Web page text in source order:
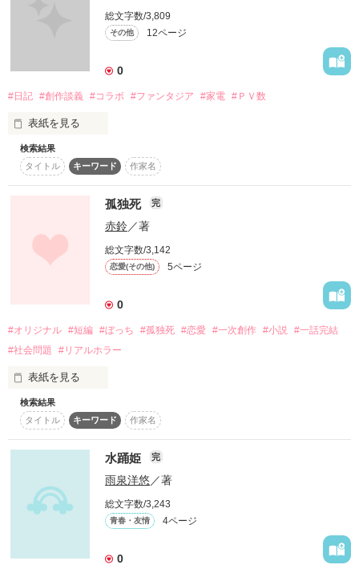
総文字数/3,809
その他 12ページ
0
#日記 #創作談義 #コラボ #ファンタジア #家電 #ＰＶ数
表紙を見る
今一番、気になってるもの。
お気楽エッセイ。
作品を読む
検索結果
タイトル
キーワード 作家名
孤独死 完
赤鈴／著
総文字数/3,142
恋愛(その他) 5ページ
0
#オリジナル #短編 #ぼっち #孤独死 #恋愛 #一次創作 #小説 #一話完結
#社会問題
#リアルホラー
表紙を見る
ぼっちの末路
作品を読む
検索結果
タイトル
キーワード 作家名
水踊姫 完
雨泉洋悠 ／著
総文字数/3,243
青春・友情 4ページ
0